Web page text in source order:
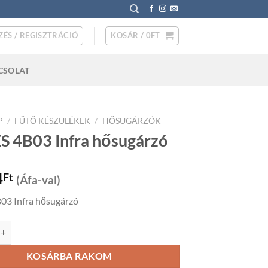
/ REGISZTRÁCIÓ KOSÁR / 0FT
/ FŰTŐ KÉSZÜLÉKEK / HŐSUGÁRZÓK
4B03 Infra hősugárzó
Ft (Áfa-val)
Infra hősugárzó
KOSÁRBA RAKOM